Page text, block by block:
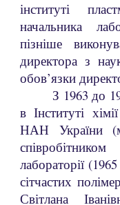
інституті
начальника
пізніше викону
директора з
обов’язки
З 1963 до
в Інституті
НАН України
лабораторії(1965
сітчастих
Світлана